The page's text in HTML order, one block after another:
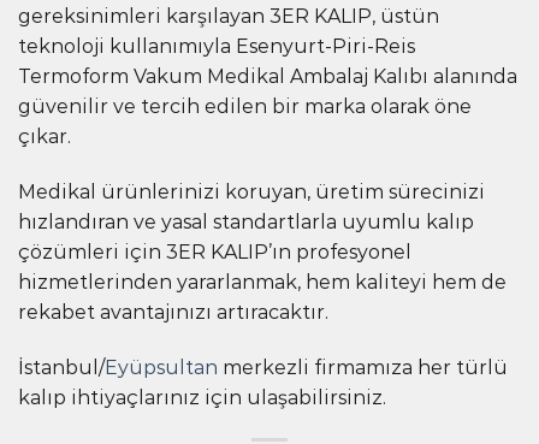
gereksinimleri karşılayan 3ER KALIP, üstün
teknoloji kullanımıyla Esenyurt-Piri-Reis
Termoform Vakum Medikal Ambalaj Kalıbı alanında
güvenilir ve tercih edilen bir marka olarak öne
çıkar.
Medikal ürünlerinizi koruyan, üretim sürecinizi
hızlandıran ve yasal standartlarla uyumlu kalıp
çözümleri için 3ER KALIP’ın profesyonel
hizmetlerinden yararlanmak, hem kaliteyi hem de
rekabet avantajınızı artıracaktır.
İstanbul/Eyüpsultan merkezli firmamıza her türlü
kalıp ihtiyaçlarınız için ulaşabilirsiniz.